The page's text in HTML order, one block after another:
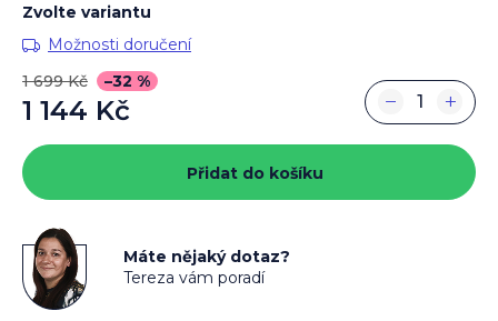
Zvolte variantu
Možnosti doručení
1 699 Kč
–32 %
1 144 Kč
cena:
+
−
Přidat do košíku
Máte nějaký dotaz?
Tereza vám poradí